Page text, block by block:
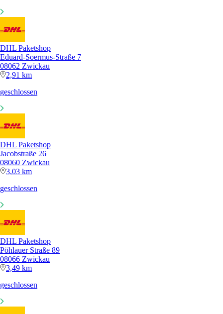
DHL Paketshop
Eduard-Soermus-Straße 7
08062 Zwickau
2,91 km
geschlossen
DHL Paketshop
Jacobstraße 26
08060 Zwickau
3,03 km
geschlossen
DHL Paketshop
Pöhlauer Straße 89
08066 Zwickau
3,49 km
geschlossen